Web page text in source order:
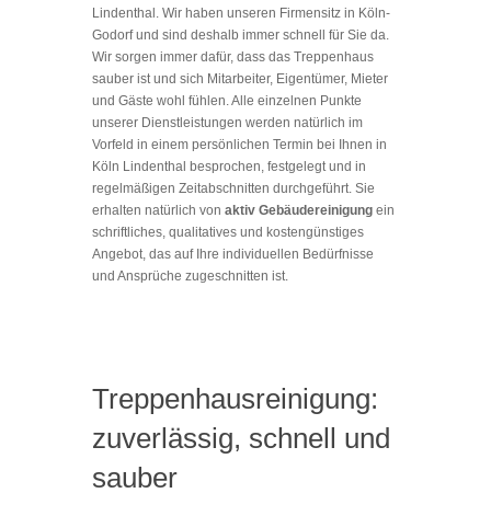
Lindenthal. Wir haben unseren Firmensitz in Köln-
Godorf und sind deshalb immer schnell für Sie da.
Wir sorgen immer dafür, dass das Treppenhaus
sauber ist und sich Mitarbeiter, Eigentümer, Mieter
und Gäste wohl fühlen. Alle einzelnen Punkte
unserer Dienstleistungen werden natürlich im
Vorfeld in einem persönlichen Termin bei Ihnen in
Köln Lindenthal besprochen, festgelegt und in
regelmäßigen Zeitabschnitten durchgeführt. Sie
erhalten natürlich von aktiv Gebäudereinigung ein
schriftliches, qualitatives und kostengünstiges
Angebot, das auf Ihre individuellen Bedürfnisse
und Ansprüche zugeschnitten ist.
Treppenhausreinigung:
zuverlässig, schnell und
sauber